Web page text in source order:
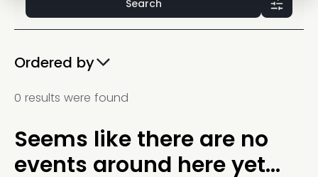
Search Filters
Ordered by
0 results were found
Seems like there are no
events around here yet…